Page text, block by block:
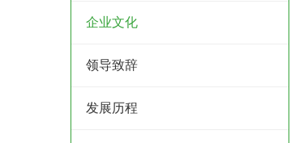
企业文化
领导致辞
发展历程